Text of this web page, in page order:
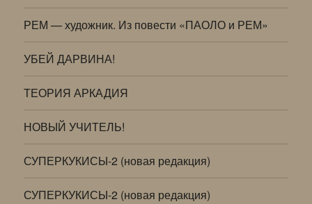
РЕМ — художник. Из повести «ПАОЛО и РЕМ»
УБЕЙ ДАРВИНА!
ТЕОРИЯ АРКАДИЯ
НОВЫЙ УЧИТЕЛЬ!
СУПЕРКУКИСЫ-2 (новая редакция)
СУПЕРКУКИСЫ-2 (новая редакция)